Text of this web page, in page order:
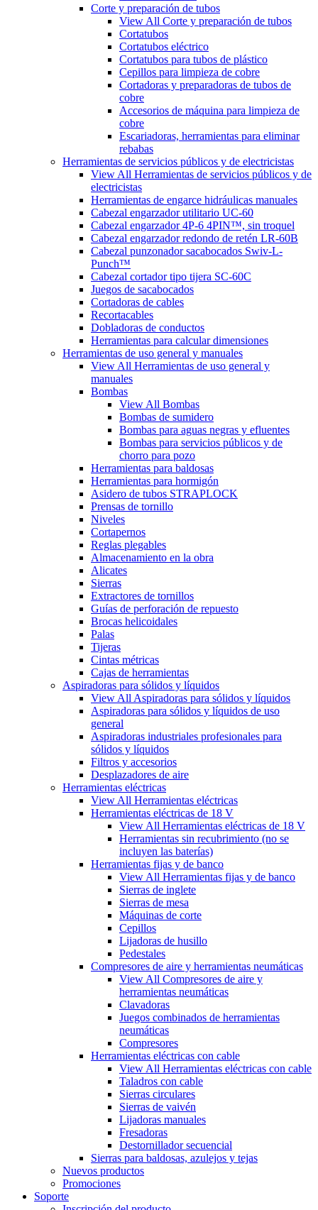
Corte y preparación de tubos
View All Corte y preparación de tubos
Cortatubos
Cortatubos eléctrico
Cortatubos para tubos de plástico
Cepillos para limpieza de cobre
Cortadoras y preparadoras de tubos de
cobre
Accesorios de máquina para limpieza de
cobre
Escariadoras, herramientas para eliminar
rebabas
Herramientas de servicios públicos y de electricistas
View All Herramientas de servicios públicos y de
electricistas
Herramientas de engarce hidráulicas manuales
Cabezal engarzador utilitario UC-60
Cabezal engarzador 4P-6 4PIN™, sin troquel
Cabezal engarzador redondo de retén LR-60B
Cabezal punzonador sacabocados Swiv-L-
Punch™
Cabezal cortador tipo tijera SC-60C
Juegos de sacabocados
Cortadoras de cables
Recortacables
Dobladoras de conductos
Herramientas para calcular dimensiones
Herramientas de uso general y manuales
View All Herramientas de uso general y
manuales
Bombas
View All Bombas
Bombas de sumidero
Bombas para aguas negras y efluentes
Bombas para servicios públicos y de
chorro para pozo
Herramientas para baldosas
Herramientas para hormigón
Asidero de tubos STRAPLOCK
Prensas de tornillo
Niveles
Cortapernos
Reglas plegables
Almacenamiento en la obra
Alicates
Sierras
Extractores de tornillos
Guías de perforación de repuesto
Brocas helicoidales
Palas
Tijeras
Cintas métricas
Cajas de herramientas
Aspiradoras para sólidos y líquidos
View All Aspiradoras para sólidos y líquidos
Aspiradoras para sólidos y líquidos de uso
general
Aspiradoras industriales profesionales para
sólidos y líquidos
Filtros y accesorios
Desplazadores de aire
Herramientas eléctricas
View All Herramientas eléctricas
Herramientas eléctricas de 18 V
View All Herramientas eléctricas de 18 V
Herramientas sin recubrimiento (no se
incluyen las baterías)
Herramientas fijas y de banco
View All Herramientas fijas y de banco
Sierras de inglete
Sierras de mesa
Máquinas de corte
Cepillos
Lijadoras de husillo
Pedestales
Compresores de aire y herramientas neumáticas
View All Compresores de aire y
herramientas neumáticas
Clavadoras
Juegos combinados de herramientas
neumáticas
Compresores
Herramientas eléctricas con cable
View All Herramientas eléctricas con cable
Taladros con cable
Sierras circulares
Sierras de vaivén
Lijadoras manuales
Fresadoras
Destornillador secuencial
Sierras para baldosas, azulejos y tejas
Nuevos productos
Promociones
Soporte